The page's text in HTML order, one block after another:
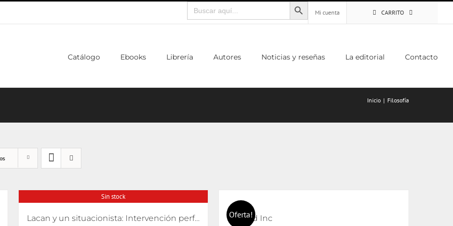
Buscar:
Mi cuenta
CARRITO
Catálogo Ebooks Librería Autores Noticias y reseñas La editorial Contacto
Inicio Filosofía
Sin stock
Lacan y un situacionista: Intervención performativa de su encuentro pifiado Oferta!
Limited Inc